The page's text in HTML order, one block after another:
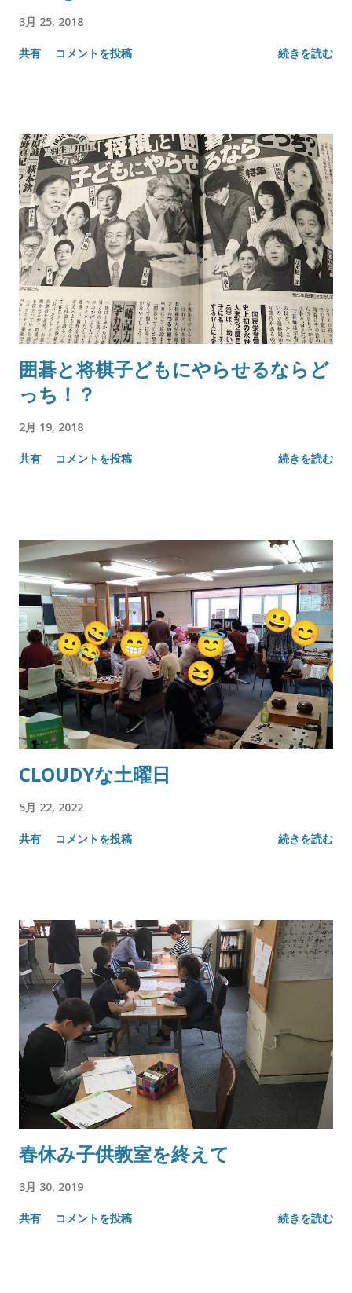
3月 25, 2018
共有 コメントを投稿 続きを読む
囲碁と将棋子どもにやらせるならど
っち！？
2月 19, 2018
共有 コメントを投稿 続きを読む
CLOUDYな土曜日
5月 22, 2022
共有 コメントを投稿 続きを読む
春休み子供教室を終えて
3月 30, 2019
共有 コメントを投稿 続きを読む